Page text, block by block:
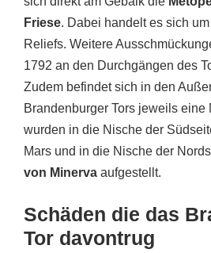
Friese. Dabei handelt es sich
Reliefs. Weitere
1792 an den Durchgängen des
Zudem befindet sich in den
Brandenburger Tors jeweils eine
wurden in die Nische der
Mars und in die Nische der
von Minerva aufgestellt.
Schäden die das
Tor davontrug